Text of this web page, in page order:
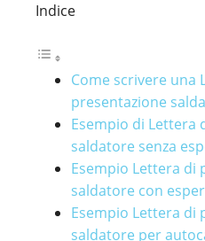
Indice
Come scrivere una
presentazione
Esempio di Lettera
saldatore senza
Esempio Lettera di
saldatore con
Esempio Lettera di
saldatore per